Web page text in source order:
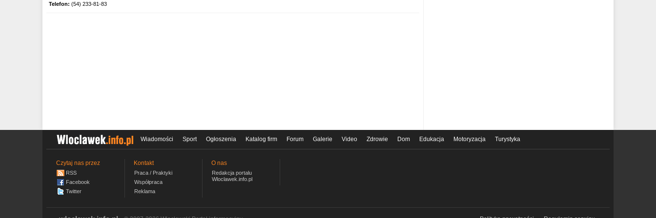
Telefon: (54) 233-81-83
Wiadomości Sport Ogłoszenia Katalog firm Forum Galerie Video Zdrowie Dom Edukacja Motoryzacja Turystyka
Czytaj nas przez
RSS
Facebook
Twitter
Kontakt
Praca / Praktyki
Współpraca
Reklama
O nas
Redakcja portalu
Wloclawek.info.pl